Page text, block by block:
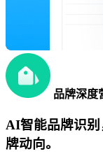
品牌深度
AI智能品牌识
牌动向。